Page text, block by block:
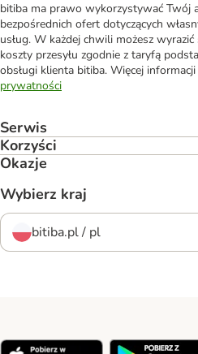
bitiba ma prawo wykorzystywać Twój
bezpośrednich ofert dotyczących
usług. W każdej chwili możesz
koszty przesyłu zgodnie z taryfą
obsługi klienta bitiba. Więcej
prywatności
Serwis
Korzyści
Okazje
Wybierz kraj
bitiba.pl / pl